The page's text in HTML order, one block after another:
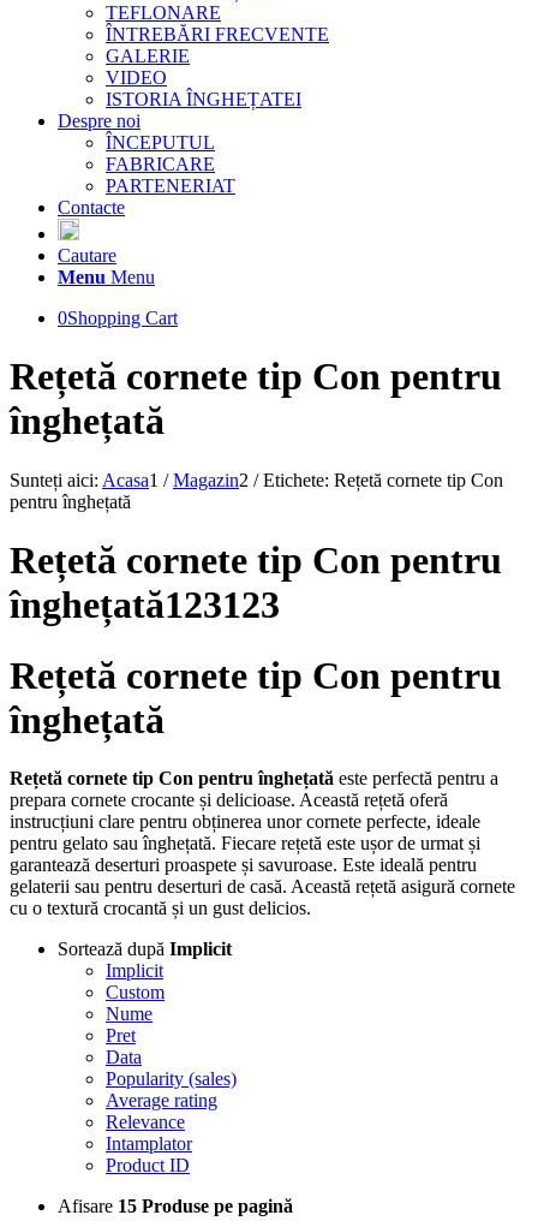
TEFLONARE
ÎNTREBĂRI FRECVENTE
GALERIE
VIDEO
ISTORIA ÎNGHEȚATEI
Despre noi
ÎNCEPUTUL
FABRICARE
PARTENERIAT
Contacte
Cautare
Menu Menu
0Shopping Cart
Rețetă cornete tip Con pentru
înghețată
Sunteți aici: Acasa1 / Magazin2 / Etichete: Rețetă cornete tip Con
pentru înghețată
Rețetă cornete tip Con pentru
înghețată123123
Rețetă cornete tip Con pentru
înghețată
Rețetă cornete tip Con pentru înghețată este perfectă pentru a
prepara cornete crocante și delicioase. Această rețetă oferă
instrucțiuni clare pentru obținerea unor cornete perfecte, ideale
pentru gelato sau înghețată. Fiecare rețetă este ușor de urmat și
garantează deserturi proaspete și savuroase. Este ideală pentru
gelaterii sau pentru deserturi de casă. Această rețetă asigură cornete
cu o textură crocantă și un gust delicios.
Sortează după Implicit
Implicit
Custom
Nume
Pret
Data
Popularity (sales)
Average rating
Relevance
Intamplator
Product ID
Afisare 15 Produse pe pagină